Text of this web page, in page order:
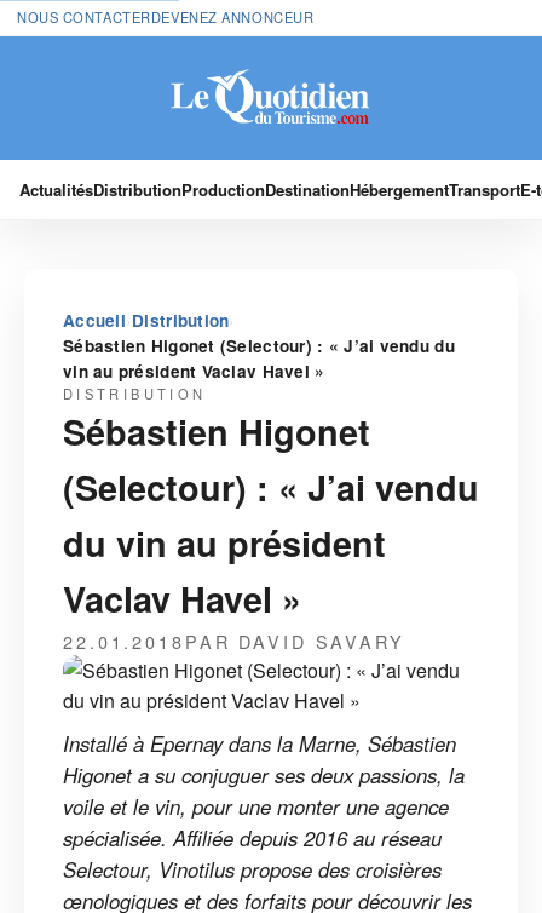
NOUS CONTACTERDEVENEZ ANNONCEUR
ActualitésDistributionProductionDestinationHébergementTransport
Accueil›Distribution›
Sébastien Higonet (Selectour) : « J’ai vendu du
vin au président Vaclav Havel »
DISTRIBUTION
Sébastien Higonet
(Selectour) : « J’ai vendu
du vin au président
Vaclav Havel »
22.01.2018PAR DAVID SAVARY
Installé à Epernay dans la Marne, Sébastien
Higonet a su conjuguer ses deux passions, la
voile et le vin, pour une monter une agence
spécialisée. Affiliée depuis 2016 au réseau
Selectour, Vinotilus propose des croisières
œnologiques et des forfaits pour découvrir les